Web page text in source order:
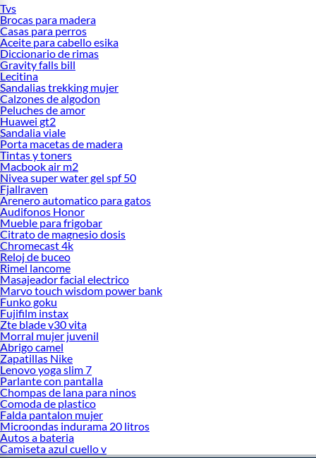
Tvs
Brocas para madera
Casas para perros
Aceite para cabello esika
Diccionario de rimas
Gravity falls bill
Lecitina
Sandalias trekking mujer
Calzones de algodon
Peluches de amor
Huawei gt2
Sandalia viale
Porta macetas de madera
Tintas y toners
Macbook air m2
Nivea super water gel spf 50
Fjallraven
Arenero automatico para gatos
Audifonos Honor
Mueble para frigobar
Citrato de magnesio dosis
Chromecast 4k
Reloj de buceo
Rimel lancome
Masajeador facial electrico
Marvo touch wisdom power bank
Funko goku
Fujifilm instax
Zte blade v30 vita
Morral mujer juvenil
Abrigo camel
Zapatillas Nike
Lenovo yoga slim 7
Parlante con pantalla
Chompas de lana para ninos
Comoda de plastico
Falda pantalon mujer
Microondas indurama 20 litros
Autos a bateria
Camiseta azul cuello v